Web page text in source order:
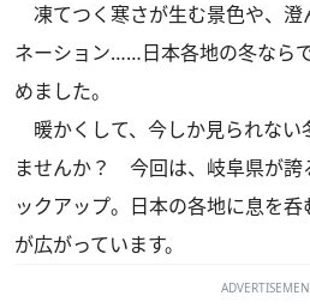
凍てつく寒さが生む景色や、澄
ネーション……日本各地の冬なら
めました。
暖かくして、今しか見られない
ませんか？ 今回は、岐阜県が誇
ックアップ。日本の各地に息を
が広がっています。